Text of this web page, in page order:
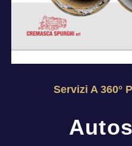
Servizi A 360°